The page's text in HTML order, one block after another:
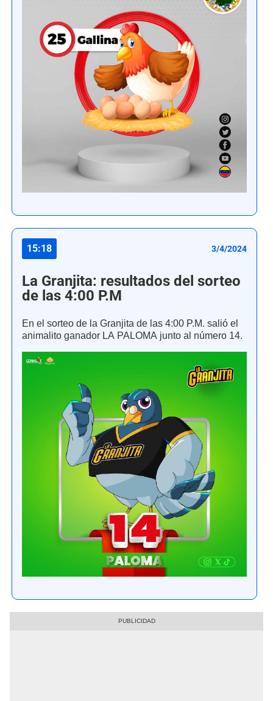
15:18 3/4/2024
La Granjita: resultados del sorteo
de las 4:00 P.M
En el sorteo de la Granjita de las 4:00 P.M. salió el
animalito ganador LA PALOMA junto al número 14.